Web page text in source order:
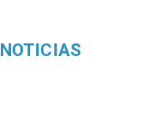
NOTICIAS